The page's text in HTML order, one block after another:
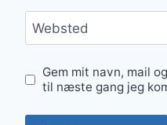
Websted
Gem mit navn, mail
til næste gang jeg